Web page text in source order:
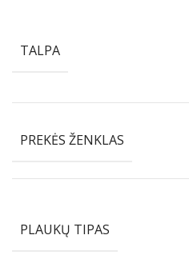
TALPA
PREKĖS ŽENKLAS
PLAUKŲ TIPAS